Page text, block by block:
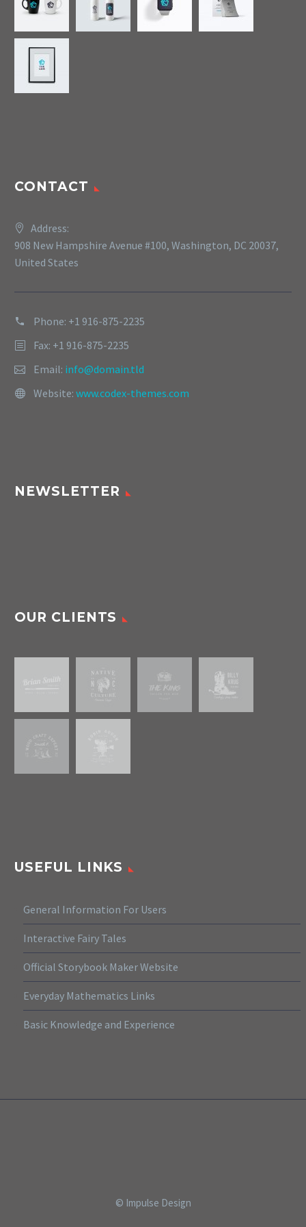
CONTACT
Address:
908 New Hampshire Avenue #100, Washington, DC 20037,
United States
Phone: +1 916-875-2235
Fax: +1 916-875-2235
Email: info@domain.tld
Website: www.codex-themes.com
NEWSLETTER
OUR CLIENTS
USEFUL LINKS
General Information For Users
Interactive Fairy Tales
Official Storybook Maker Website
Everyday Mathematics Links
Basic Knowledge and Experience
© Impulse Design